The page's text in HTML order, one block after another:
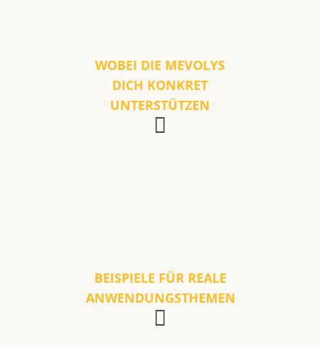
WOBEI DIE MEVOLYS
DICH KONKRET
UNTERSTÜTZEN
BEISPIELE FÜR REALE
ANWENDUNGSTHEMEN